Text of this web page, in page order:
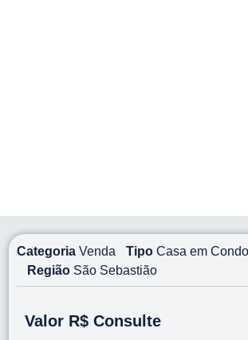
Categoria Venda Tipo Casa em
Região São Sebastião
Valor R$ Consulte